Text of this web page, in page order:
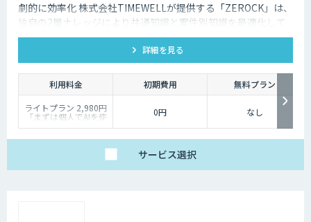
劇的に効率化 株式会社TIMEWELLが提供する「ZEROCK」は、
独自の2層ナレッジにより共通知識と案件別知識を最適化して
活用できるAIエージェントです 。資料作成や返信工数を最大
80%削減し、商談獲得までを自動化します。
詳細を見る
利用料金 初期費用
無料プラン
ライトプラン 2,980円
「まずは個人でAIを使
い倒したい」方に
で、日々の壁打ちや調
※AIスライド作成など
0円 なし
サービス選択